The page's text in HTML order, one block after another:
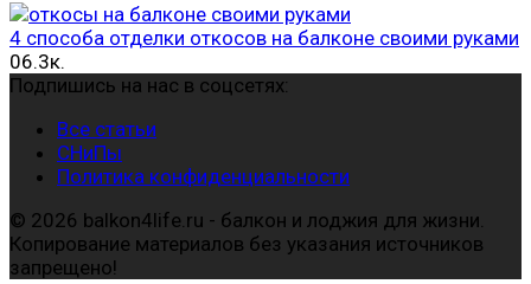
4 способа отделки откосов на балконе своими руками
06.3к.
Подпишись на нас в соцсетях:
Все статьи
СНиПы
Политика конфиденциальности
© 2026 balkon4life.ru - балкон и лоджия для жизни.
Копирование материалов без указания источников
запрещено!